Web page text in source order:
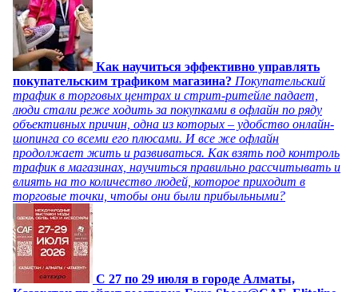
Как научиться эффективно управлять
покупательским трафиком магазина? Покупательский
трафик в торговых центрах и стрит-ритейле падает,
люди стали реже ходить за покупками в офлайн по ряду
объективных причин, одна из которых – удобство онлайн-
шопинга со всеми его плюсами. И все же офлайн
продолжает жить и развиваться. Как взять под контроль
трафик в магазинах, научиться правильно рассчитывать и
влиять на то количество людей, которое приходит в
торговые точки, чтобы они были прибыльными?
C 27 по 29 июля в городе Алматы,